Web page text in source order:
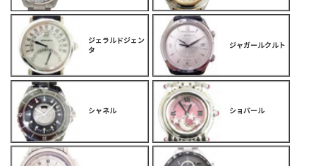
ジェラルドジェン
タ
ジャガールクルト
シャネル ショパール